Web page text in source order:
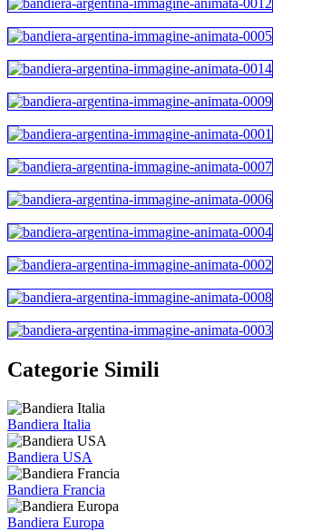
Categorie Simili
Bandiera Italia
Bandiera USA
Bandiera Francia
Bandiera Europa